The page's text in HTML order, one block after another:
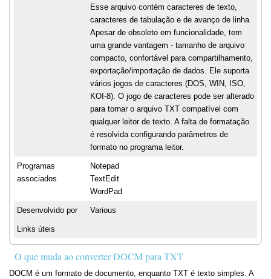
Esse arquivo contém caracteres de texto,
caracteres de tabulação e de avanço de linha.
Apesar de obsoleto em funcionalidade, tem
uma grande vantagem - tamanho de arquivo
compacto, confortável para compartilhamento,
exportação/importação de dados. Ele suporta
vários jogos de caracteres (DOS, WIN, ISO,
KOI-8). O jogo de caracteres pode ser alterado
para tornar o arquivo TXT compatível com
qualquer leitor de texto. A falta de formatação
é resolvida configurando parâmetros de
formato no programa leitor.
Programas
associados
Notepad
TextEdit
WordPad
Desenvolvido por Various
Links úteis
O que muda ao converter DOCM para TXT
DOCM é um formato de documento, enquanto TXT é texto simples. A